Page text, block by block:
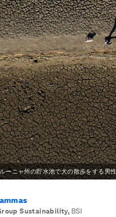
ーニャ州の貯水池で犬の散歩をする男
Sustainability, BSI